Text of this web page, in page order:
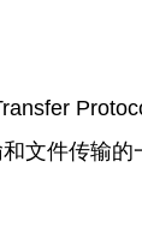
文件传输